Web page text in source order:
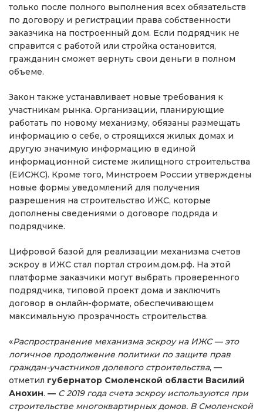
только после полного выполнения всех обязательств
по договору и регистрации права собственности
заказчика на построенный дом. Если подрядчик не
справится с работой или стройка остановится,
гражданин сможет вернуть свои деньги в полном
объеме.
Закон также устанавливает новые требования к
участникам рынка. Организации, планирующие
работать по новому механизму, обязаны размещать
информацию о себе, о строящихся жилых домах и
другую значимую информацию в единой
информационной системе жилищного строительства
(ЕИСЖС). Кроме того, Минстроем России утверждены
новые формы уведомлений для получения
разрешения на строительство ИЖС, которые
дополнены сведениями о договоре подряда и
подрядчике.
Цифровой базой для реализации механизма счетов
эскроу в ИЖС стал портал строим.дом.рф. На этой
платформе заказчики могут выбрать проверенного
подрядчика, типовой проект дома и заключить
договор в онлайн-формате, обеспечивающем
максимальную прозрачность строительства.
«Распространение механизма эскроу на ИЖС — это
логичное продолжение политики по защите прав
граждан-участников долевого строительства, —
отметил губернатор Смоленской области Василий
Анохин. — С 2019 года счета эскроу используются при
строительстве многоквартирных домов. В Смоленской